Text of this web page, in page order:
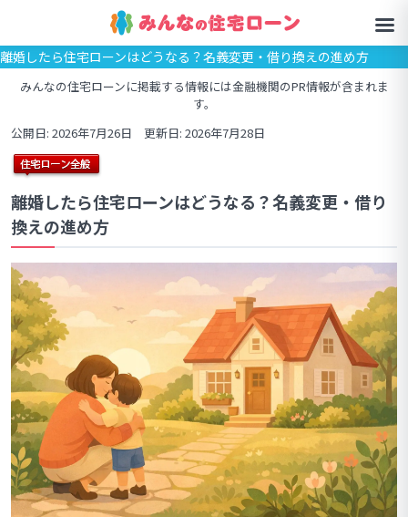
離婚したら住宅ローンはどうなる？名義変更・借り換えの進め方
みんなの住宅ローンに掲載する情報には金融機関のPR情報が含まれま
す。
公開日: 2026年7月26日 更新日: 2026年7月28日
離婚したら住宅ローンはどうなる？名義変更・借り
換えの進め方